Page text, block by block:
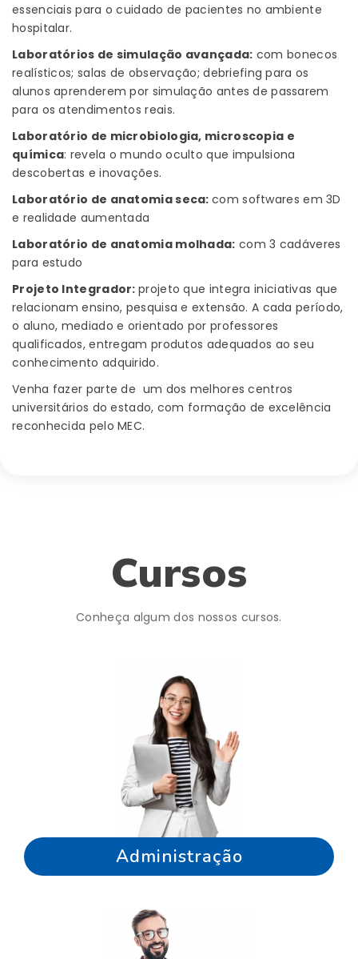
essenciais para o cuidado de pacientes no ambiente
hospitalar.
Laboratórios de simulação avançada: com bonecos
realísticos; salas de observação; debriefing para os
alunos aprenderem por simulação antes de passarem
para os atendimentos reais.
Laboratório de microbiologia, microscopia e
química: revela o mundo oculto que impulsiona
descobertas e inovações.
Laboratório de anatomia seca: com softwares em 3D
e realidade aumentada
Laboratório de anatomia molhada: com 3 cadáveres
para estudo
Projeto Integrador: projeto que integra iniciativas que
relacionam ensino, pesquisa e extensão. A cada período,
o aluno, mediado e orientado por professores
qualificados, entregam produtos adequados ao seu
conhecimento adquirido.
Venha fazer parte de um dos melhores centros
universitários do estado, com formação de excelência
reconhecida pelo MEC.
Cursos
Conheça algum dos nossos cursos.
Administração